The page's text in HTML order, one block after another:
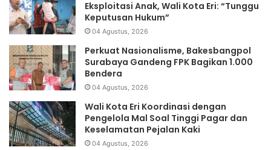
Eksploitasi Anak, Wali Kota Eri: “Tunggu
Keputusan Hukum”
04 Agustus, 2026
Perkuat Nasionalisme, Bakesbangpol
Surabaya Gandeng FPK Bagikan 1.000
Bendera
04 Agustus, 2026
Wali Kota Eri Koordinasi dengan
Pengelola Mal Soal Tinggi Pagar dan
Keselamatan Pejalan Kaki
04 Agustus, 2026